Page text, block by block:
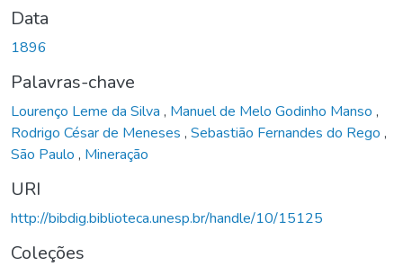
Data
1896
Palavras-chave
Lourenço Leme da Silva , Manuel de Melo Godinho Manso ,
Rodrigo César de Meneses , Sebastião Fernandes do Rego ,
São Paulo , Mineração
URI
http://bibdig.biblioteca.unesp.br/handle/10/15125
Coleções